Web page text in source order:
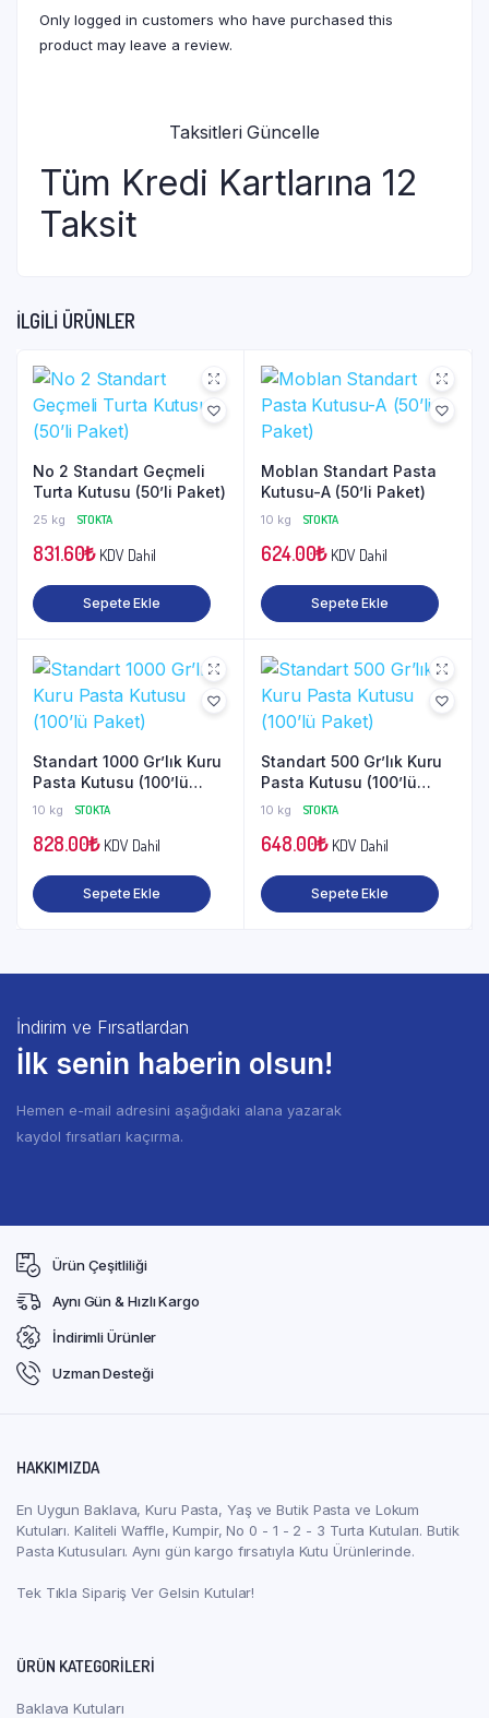
Only logged in customers who have purchased this
product may leave a review.
Taksitleri Güncelle
Tüm Kredi Kartlarına 12
Taksit
İLGILI ÜRÜNLER
No 2 Standart Geçmeli
Turta Kutusu (50’li Paket)
25 kg STOKTA
831.60₺ KDV Dahil
Sepete Ekle
Moblan Standart Pasta
Kutusu-A (50’li Paket)
10 kg STOKTA
624.00₺ KDV Dahil
Sepete Ekle
Standart 1000 Gr’lık Kuru
Pasta Kutusu (100’lü
Paket)
10 kg STOKTA
828.00₺ KDV Dahil
Sepete Ekle
Standart 500 Gr’lık Kuru
Pasta Kutusu (100’lü
Paket)
10 kg STOKTA
648.00₺ KDV Dahil
Sepete Ekle
İndirim ve Fırsatlardan
İlk senin haberin olsun!
Hemen e-mail adresini aşağıdaki alana yazarak
kaydol fırsatları kaçırma.
Ürün Çeşitliliği
Aynı Gün & Hızlı Kargo
İndirimli Ürünler
Uzman Desteği
HAKKIMIZDA
En Uygun Baklava, Kuru Pasta, Yaş ve Butik Pasta ve Lokum
Kutuları. Kaliteli Waffle, Kumpir, No 0 - 1 - 2 - 3 Turta Kutuları. Butik
Pasta Kutusuları. Aynı gün kargo fırsatıyla Kutu Ürünlerinde.
Tek Tıkla Sipariş Ver Gelsin Kutular!
ÜRÜN KATEGORILERI
Baklava Kutuları